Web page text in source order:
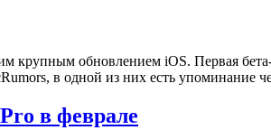
крупным обновлением iOS. Первая
в одной из них есть
в феврале